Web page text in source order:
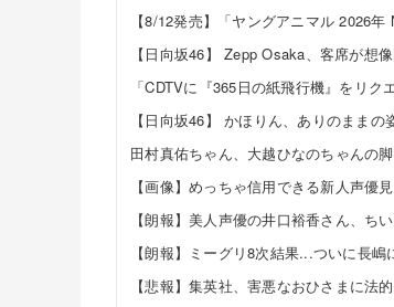
【日向坂46】 Zepp Osaka、客席が想
【画像】めっちゃ信用できる新人声優
【朗報】ミーグリ8次結果...ついに長嶋
【悲報】集英社、害悪なおひさまに法